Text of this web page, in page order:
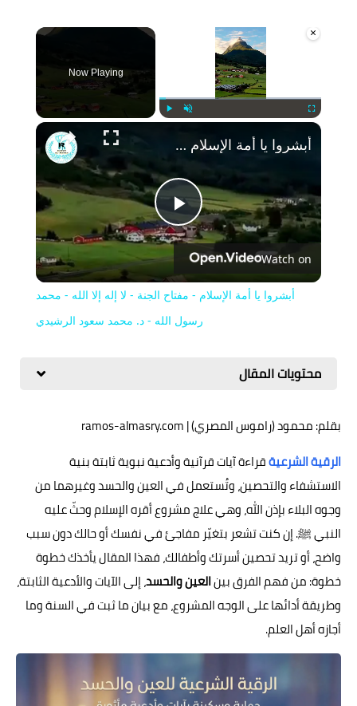
×
Fullscreen
Now Playing
Play
Video
أبشروا يا أمة الإسلام - مفتاح الجنة - لا إله إلا الله - محمد رسول الله - د. محمد سعود الرشيدي
Watch on
أبشروا يا أمة الإسلام - مفتاح الجنة - لا إله إلا الله - محمد
رسول الله - د. محمد سعود الرشيدي
محتويات المقال
بقلم: محمود (راموس المصري) | ramos-almasry.com
الرقية الشرعيةقراءة آيات قرآنية وأدعية نبوية ثابتة بنية
الاستشفاء والتحصين، وتُستعمل في العين والحسد وغيرهما من
وجوه البلاء بإذن الله، وهي علاج مشروع أقره الإسلام وحثّ عليه
النبي ﷺ. إن كنت تشعر بتغيّر مفاجئ في نفسك أو حالك دون سبب
واضح، أو تريد تحصين أسرتك وأطفالك، فهذا المقال يأخذك خطوة
خطوة: من فهم الفرق بينالعين والحسد، إلى الآيات والأدعية الثابتة،
وطريقة أدائها على الوجه المشروع، مع بيان ما ثبت في السنة وما
أجازه أهل العلم.